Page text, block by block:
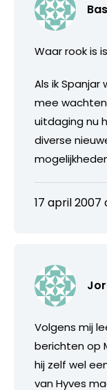
Waar rook is
Als ik Spanjar
mee
uitdaging nu
diverse
17 april 2007
Volgens mij
berichten op
hij zelf wel
van Hyves